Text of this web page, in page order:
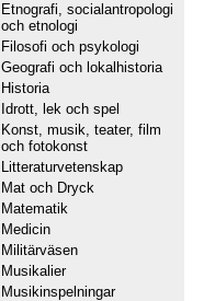
Etnografi, socialantropologi
och etnologi
Filosofi och psykologi
Geografi och lokalhistoria
Historia
Idrott, lek och spel
Konst, musik, teater, film
och fotokonst
Litteraturvetenskap
Mat och Dryck
Matematik
Medicin
Militärväsen
Musikalier
Musikinspelningar